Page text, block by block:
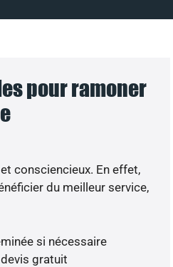
pour ramoner
consciencieux. En effet,
du meilleur service,
si nécessaire
gratuit